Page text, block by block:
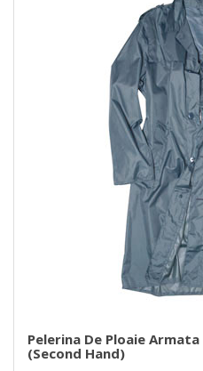
Pelerina De Ploaie
(second Hand)